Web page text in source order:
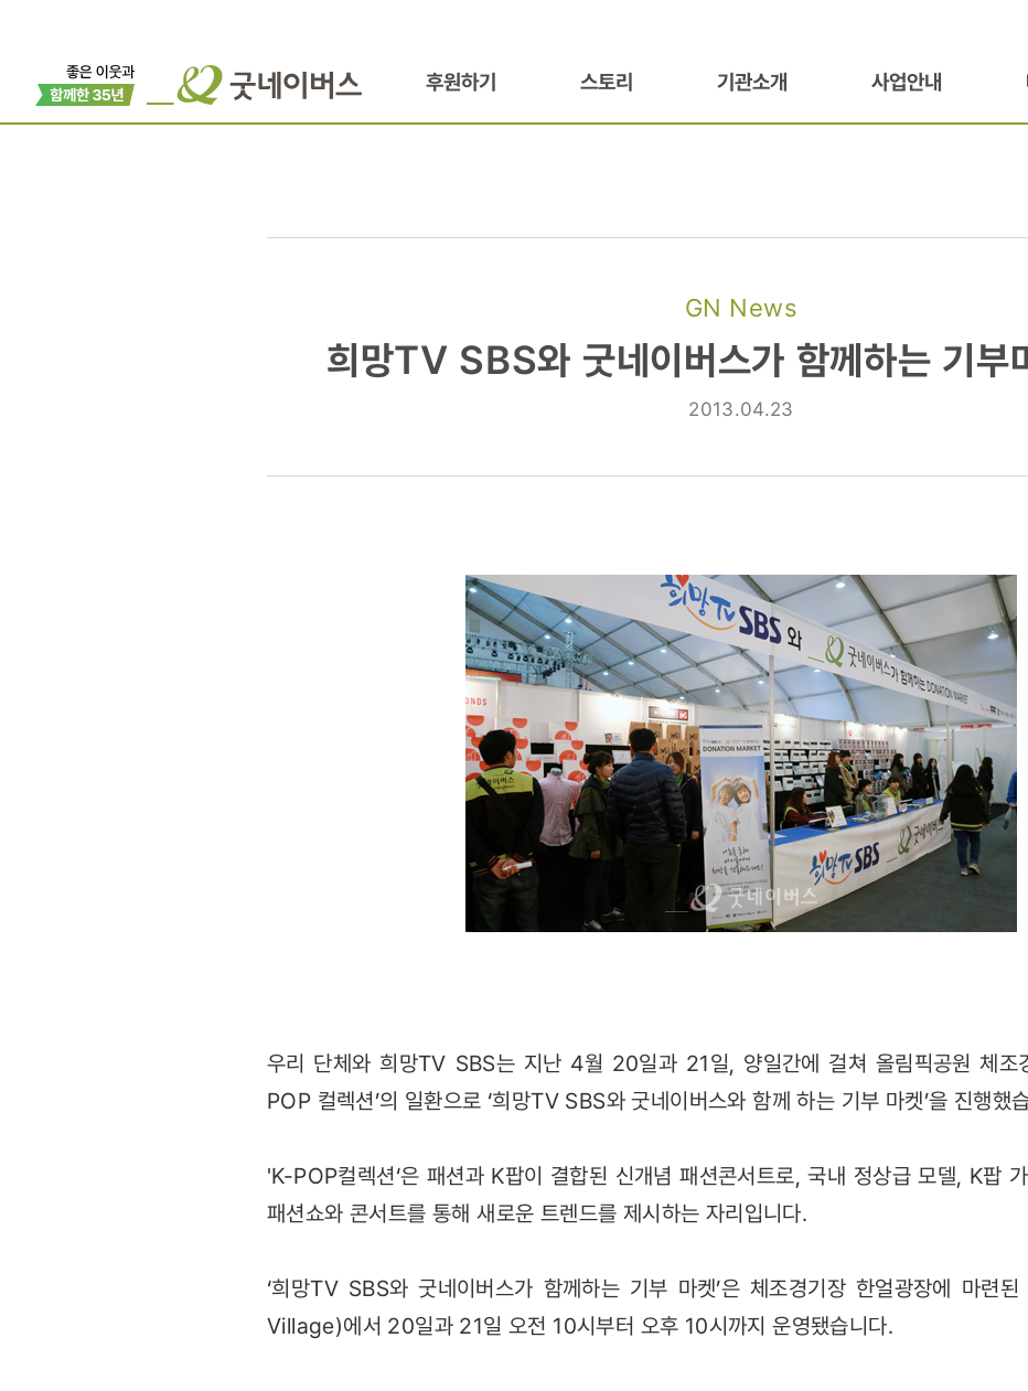
후원하기 스토리 기관소개 사업안내
GN News
희망TV
굿네이버스가
희망TV SBS와 굿네이버스가 함께하는 기부
2013.04.23
우리 단체와 희망TV SBS는 지난 4월 20일과 21일, 양일간에 걸쳐 올림픽공원 체조
POP 컬렉션’의 일환으로 ‘희망TV SBS와 굿네이버스와 함께 하는 기부 마켓’을 진행했
'K-POP컬렉션‘은 패션과 K팝이 결합된 신개념 패션콘서트로, 국내 정상급 모델, K팝
패션쇼와 콘서트를 통해 새로운 트렌드를 제시하는 자리입니다.
‘희망TV SBS와 굿네이버스가 함께하는 기부 마켓’은 체조경기장 한얼광장에 마련
Village)에서 20일과 21일 오전 10시부터 오후 10시까지 운영됐습니다.